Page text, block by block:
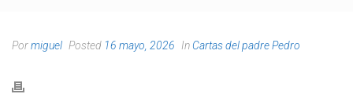
Pormiguel Posted 16 mayo, 2026 In Cartas del padre Pedro